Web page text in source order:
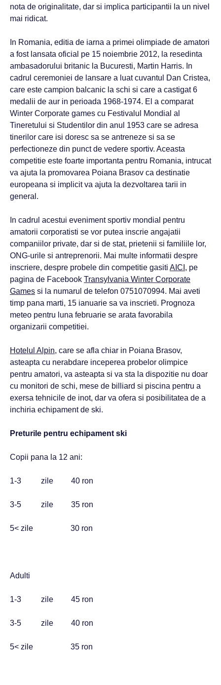
nota de originalitate, dar si implica participantii la un nivel
mai ridicat.
In Romania, editia de iarna a primei olimpiade de amatori
a fost lansata oficial pe 15 noiembrie 2012, la resedinta
ambasadorului britanic la Bucuresti, Martin Harris. In
cadrul ceremoniei de lansare a luat cuvantul Dan Cristea,
care este campion balcanic la schi si care a castigat 6
medalii de aur in perioada 1968-1974. El a comparat
Winter Corporate games cu Festivalul Mondial al
Tineretului si Studentilor din anul 1953 care se adresa
tinerilor care isi doresc sa se antreneze si sa se
perfectioneze din punct de vedere sportiv. Aceasta
competitie este foarte importanta pentru Romania, intrucat
va ajuta la promovarea Poiana Brasov ca destinatie
europeana si implicit va ajuta la dezvoltarea tarii in
general.
In cadrul acestui eveniment sportiv mondial pentru
amatorii corporatisti se vor putea inscrie angajatii
companiilor private, dar si de stat, prietenii si familiile lor,
ONG-urile si antreprenorii. Mai multe informatii despre
inscriere, despre probele din competitie gasiti AICI , pe
pagina de Facebook Transylvania Winter Corporate
Games si la numarul de telefon 0751070994. Mai aveti
timp pana marti, 15 ianuarie sa va inscrieti. Prognoza
meteo pentru luna februarie se arata favorabila
organizarii competitiei.
Hotelul Alpin, care se afla chiar in Poiana Brasov,
asteapta cu nerabdare inceperea probelor olimpice
pentru amatori, va asteapta si va sta la dispozitie nu doar
cu monitori de schi, mese de billiard si piscina pentru a
exersa tehnicile de inot, dar va ofera si posibilitatea de a
inchiria echipament de ski.
Preturile pentru echipament ski
Copii pana la 12 ani:
1-3 zile 40 ron
3-5 zile 35 ron
5< zile 30 ron
Adulti
1-3 zile 45 ron
3-5 zile 40 ron
5< zile 35 ron